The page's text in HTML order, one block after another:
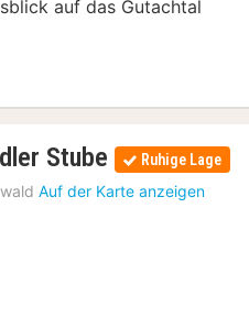
auf das Gutachtal
Stube 1
Nacht
ab
Ruhige Lage
Auf der Karte anzeigen